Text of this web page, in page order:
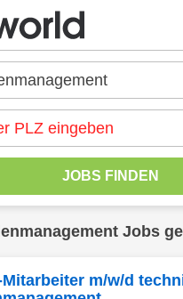
Jobs
m/w/d